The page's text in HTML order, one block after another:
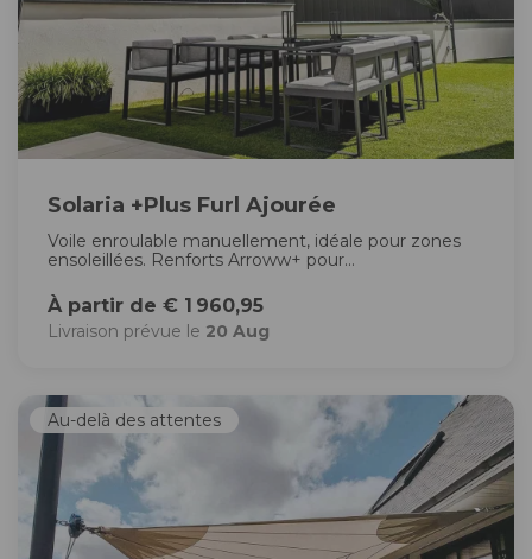
Solaria +Plus Furl Ajourée
Voile enroulable manuellement, idéale pour zones
ensoleillées. Renforts Arroww+ pour...
À partir de € 1 960,95
Livraison prévue le 20 Aug
Au-delà des attentes